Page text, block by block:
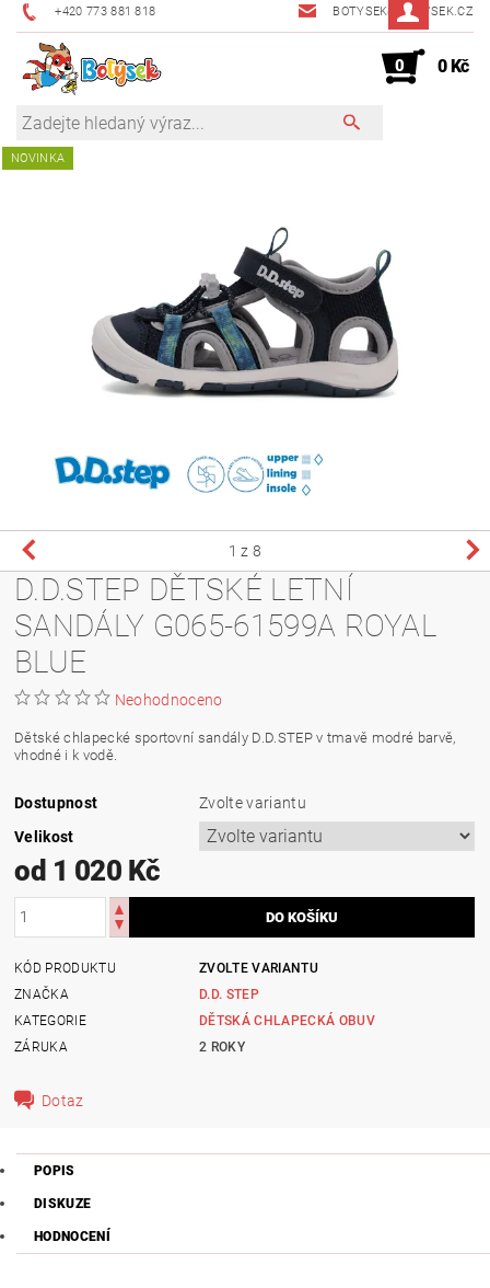
+420 773 881 818 BOTYSEK@BOTYSEK.CZ
0 0 Kč
NOVINKA
1 z 8
D.D.STEP DĚTSKÉ LETNÍ
SANDÁLY G065-61599A ROYAL
BLUE
Neohodnoceno
Dětské chlapecké sportovní sandály D.D.STEP v tmavě modré barvě,
vhodné i k vodě.
Dostupnost
Zvolte variantu
Velikost
od 1 020 Kč
KÓD PRODUKTU
ZVOLTE VARIANTU
ZNAČKA
D.D. STEP
KATEGORIE
DĚTSKÁ CHLAPECKÁ OBUV
ZÁRUKA
2 ROKY
Dotaz
POPIS
DISKUZE
HODNOCENÍ